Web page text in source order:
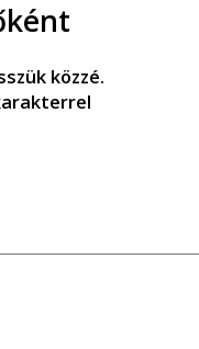
közzé.